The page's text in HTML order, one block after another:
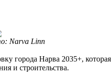
Narva Linn
города Нарва 2035+,
и строительства.